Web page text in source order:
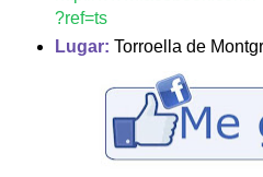
?ref=ts
Lugar: Torroella de